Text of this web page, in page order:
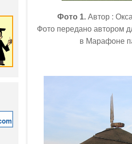
Фото 1.Автор :
Фото передано автором
в Марафоне